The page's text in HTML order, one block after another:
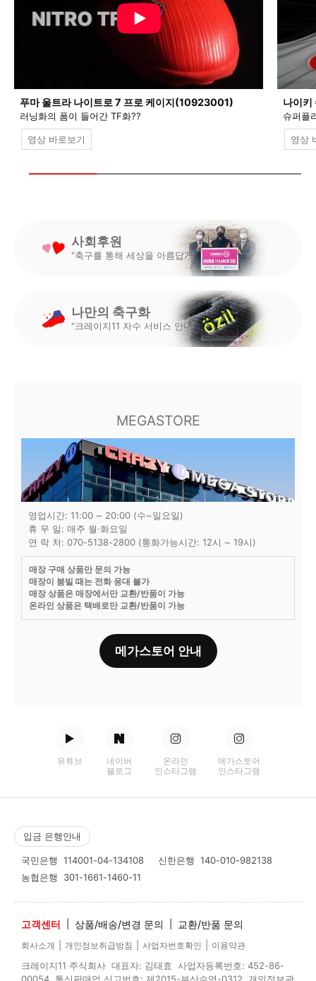
푸마 울트라 나이트로 7 프로 케이지(10923001)
러닝화의 폼이 들어간 TF화??
영상 바로보기
나이
슈퍼플
영상
사회후원
"축구를 통해 세상을 아름답게"
나만의 축구화
"크레이지11 자수 서비스 안내"
MEGASTORE
영업시간: 11:00 ~ 20:00 (수~일요일)
휴 무 일: 매주 월·화요일
연 락 처: 070-5138-2800 (통화가능시간: 12시 ~ 19시)
매장 구매 상품만 문의 가능
매장이 붐빌 때는 전화 응대 불가
매장 상품은 매장에서만 교환/반품이 가능
온라인 상품은 택배로만 교환/반품이 가능
메가스토어 안내
유튜브
네이버
블로그
온라인
인스타그램
메가스토어
인스타그램
입금 은행안내
국민은행 114001-04-134108 신한은행 140-010-982138
농협은행 301-1661-1460-11
고객센터 상품/배송/변경 문의 교환/반품 문의
회사소개 개인정보취급방침 사업자번호확인 이용약관
크레이지11 주식회사 대표자: 김태효 사업자등록번호: 452-86-